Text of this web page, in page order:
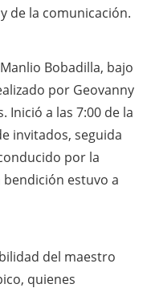
de la comunicación.
Bobadilla, bajo
por Geovanny
Inició a las 7:00 de la
invitados, seguida
por la
estuvo a
del maestro
quienes